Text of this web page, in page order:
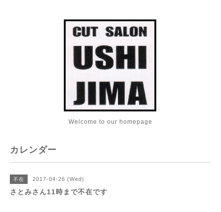
Welcome to our homepage
カレンダー
不在 2017-04-26 (Wed)
さとみさん11時まで不在です